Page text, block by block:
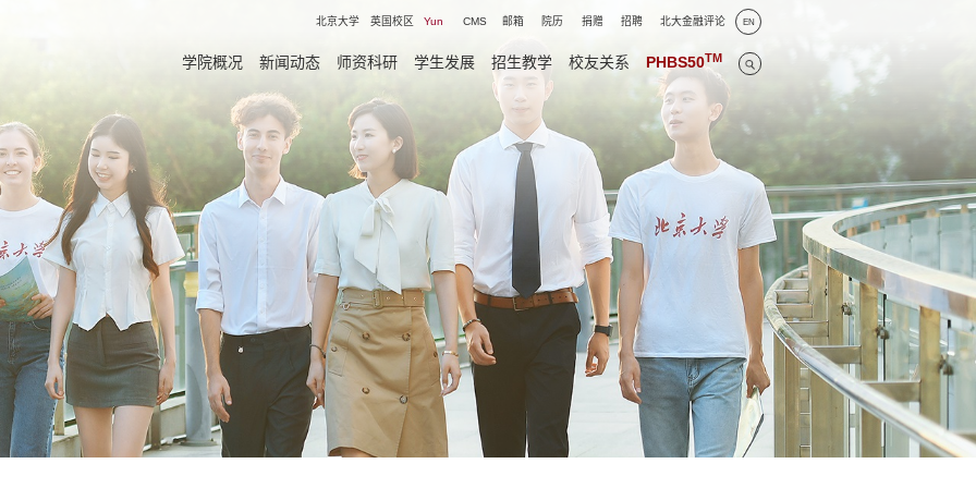
北京大学 英国校区 Yun CMS 邮箱 院历 捐赠 招聘 北大金融评论 EN
学院概况 新闻动态 师资科研 学生发展 招生教学 校友关系 PHBS50TM